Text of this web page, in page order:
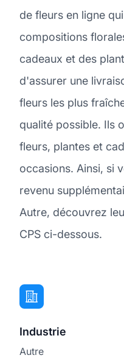
de fleurs en ligne
compositions
cadeaux et des
d'assurer une
fleurs les plus
qualité possible. Ils
fleurs, plantes et
occasions. Ainsi, si
revenu
Autre, découvrez
CPS ci-dessous.
Industrie
Autre